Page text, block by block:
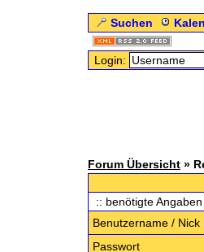
Suchen
Login:
Forum Übersicht »
:: benötigte Angaben
Benutzername / Nick
Passwort